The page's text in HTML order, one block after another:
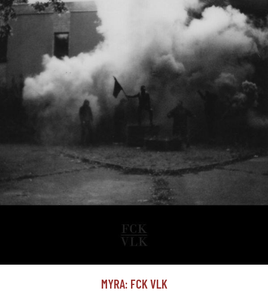
MYRA: FCK VLK